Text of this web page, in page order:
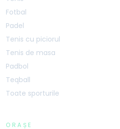
Fotbal
Padel
Tenis cu piciorul
Tenis de masa
Padbol
Teqball
Toate sporturile
ORAȘE